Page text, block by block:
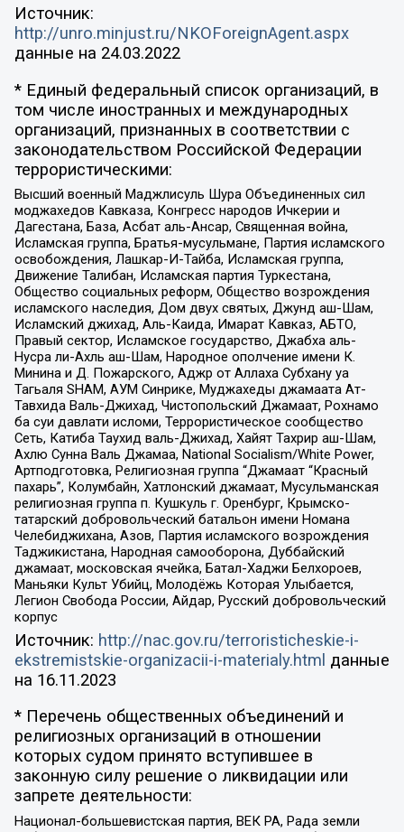
Источник:
http://unro.minjust.ru/NKOForeignAgent.aspx
данные на 24.03.2022
* Единый федеральный список организаций, в
том числе иностранных и международных
организаций, признанных в соответствии с
законодательством Российской Федерации
террористическими:
Высший военный Маджлисуль Шура Объединенных сил
моджахедов Кавказа, Конгресс народов Ичкерии и
Дагестана, База, Асбат аль-Ансар, Священная война,
Исламская группа, Братья-мусульмане, Партия исламского
освобождения, Лашкар-И-Тайба, Исламская группа,
Движение Талибан, Исламская партия Туркестана,
Общество социальных реформ, Общество возрождения
исламского наследия, Дом двух святых, Джунд аш-Шам,
Исламский джихад, Аль-Каида, Имарат Кавказ, АБТО,
Правый сектор, Исламское государство, Джабха аль-
Нусра ли-Ахль аш-Шам, Народное ополчение имени К.
Минина и Д. Пожарского, Аджр от Аллаха Субхану уа
Тагьаля SHAM, АУМ Синрике, Муджахеды джамаата Ат-
Тавхида Валь-Джихад, Чистопольский Джамаат, Рохнамо
ба суи давлати исломи, Террористическое сообщество
Сеть, Катиба Таухид валь-Джихад, Хайят Тахрир аш-Шам,
Ахлю Сунна Валь Джамаа, National Socialism/White Power,
Артподготовка, Религиозная группа “Джамаат “Красный
пахарь”, Колумбайн, Хатлонский джамаат, Мусульманская
религиозная группа п. Кушкуль г. Оренбург, Крымско-
татарский добровольческий батальон имени Номана
Челебиджихана, Азов, Партия исламского возрождения
Таджикистана, Народная самооборона, Дуббайский
джамаат, московская ячейка, Батал-Хаджи Белхороев,
Маньяки Культ Убийц, Молодёжь Которая Улыбается,
Легион Свобода России, Айдар, Русский добровольческий
корпус
Источник: http://nac.gov.ru/terroristicheskie-i-
ekstremistskie-organizacii-i-materialy.html данные
на 16.11.2023
* Перечень общественных объединений и
религиозных организаций в отношении
которых судом принято вступившее в
законную силу решение о ликвидации или
запрете деятельности:
Национал-большевистская партия, ВЕК РА, Рада земли